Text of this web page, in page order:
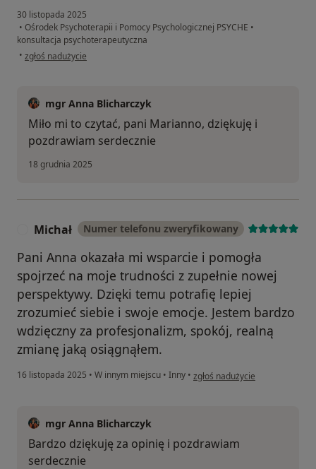
30 listopada 2025
• Ośrodek Psychoterapii i Pomocy Psychologicznej PSYCHE •
konsultacja psychoterapeutyczna
• w opinii użytkownika Marianna
zgłoś nadużycie
mgr Anna Blicharczyk
Miło mi to czytać, pani Marianno, dziękuję i
pozdrawiam serdecznie
18 grudnia 2025
Michał Numer telefonu zweryfikowany
Pani Anna okazała mi wsparcie i pomogła
spojrzeć na moje trudności z zupełnie nowej
perspektywy. Dzięki temu potrafię lepiej
zrozumieć siebie i swoje emocje. Jestem bardzo
wdzięczny za profesjonalizm, spokój, realną
zmianę jaką osiągnąłem.
16 listopada 2025 • W innym miejscu • Inny • w opinii użytkownika Michał
zgłoś nadużycie
mgr Anna Blicharczyk
Bardzo dziękuję za opinię i pozdrawiam
serdecznie